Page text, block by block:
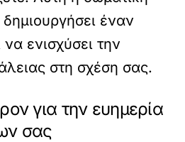
έναν
ενισχύσει την
στη σχέση σας.
για την ευημερία
σας